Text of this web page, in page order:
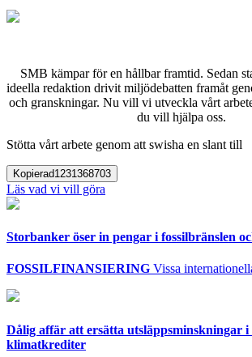
SMB kämpar för en hållbar framtid. Sedan
ideella redaktion drivit miljödebatten framåt
och granskningar. Nu vill vi utveckla vårt
du vill hjälpa oss.
Stötta vårt arbete genom att swisha en slant till
Kopierad1231368703
Läs vad vi vill göra
Storbanker öser in pengar i fossilbränslen
FOSSILFINANSIERING Vissa
Dålig affär att ersätta utsläppsminskningar i
klimatkrediter